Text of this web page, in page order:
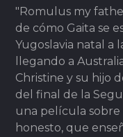
"Romulus my
de cómo Gaita se
Yugoslavia natal a
llegando a
Christine y su hijo
del final de la
una película
honesto, que